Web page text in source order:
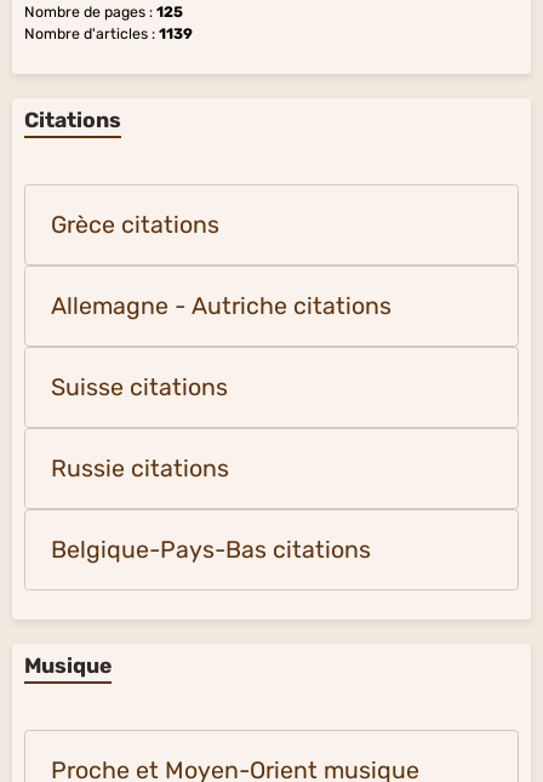
Nombre de pages : 125
Nombre d'articles : 1139
Citations
Grèce citations
Allemagne - Autriche citations
Suisse citations
Russie citations
Belgique-Pays-Bas citations
Musique
Proche et Moyen-Orient musique